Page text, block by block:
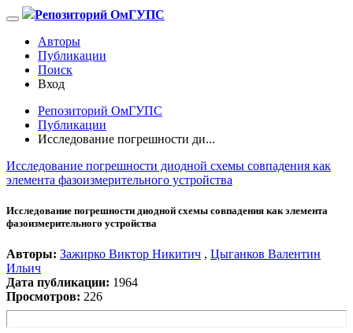
Репозиторий ОмГУПС
Авторы
Публикации
Поиск
Вход
Репозиторий ОмГУПС
Публикации
Исследование погрешности ди...
Исследование погрешности диодной схемы совпадения как
элемента фазоизмерительного устройства
Исследование погрешности диодной схемы совпадения как элемента
фазоизмерительного устройства
Авторы: Зажирко Виктор Никитич , Цыганков Валентин
Ильич
Дата публикации: 1964
Просмотров: 226